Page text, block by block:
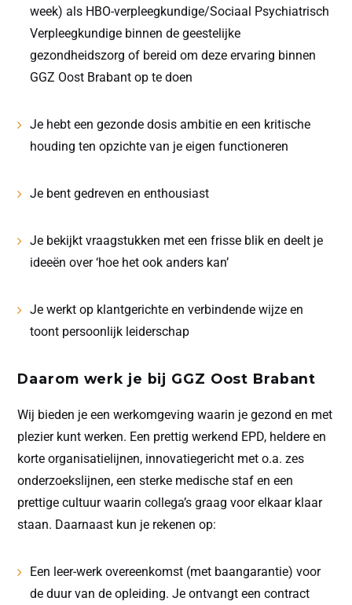
week) als HBO-verpleegkundige/Sociaal Psychiatrisch
Verpleegkundige binnen de geestelijke
gezondheidszorg of bereid om deze ervaring binnen
GGZ Oost Brabant op te doen
Je hebt een gezonde dosis ambitie en een kritische
houding ten opzichte van je eigen functioneren
Je bent gedreven en enthousiast
Je bekijkt vraagstukken met een frisse blik en deelt je
ideeën over ‘hoe het ook anders kan’
Je werkt op klantgerichte en verbindende wijze en
toont persoonlijk leiderschap
Daarom werk je bij GGZ Oost Brabant
Wij bieden je een werkomgeving waarin je gezond en met
plezier kunt werken. Een prettig werkend EPD, heldere en
korte organisatielijnen, innovatiegericht met o.a. zes
onderzoekslijnen, een sterke medische staf en een
prettige cultuur waarin collega’s graag voor elkaar klaar
staan. Daarnaast kun je rekenen op:
Een leer-werk overeenkomst (met baangarantie) voor
de duur van de opleiding. Je ontvangt een contract